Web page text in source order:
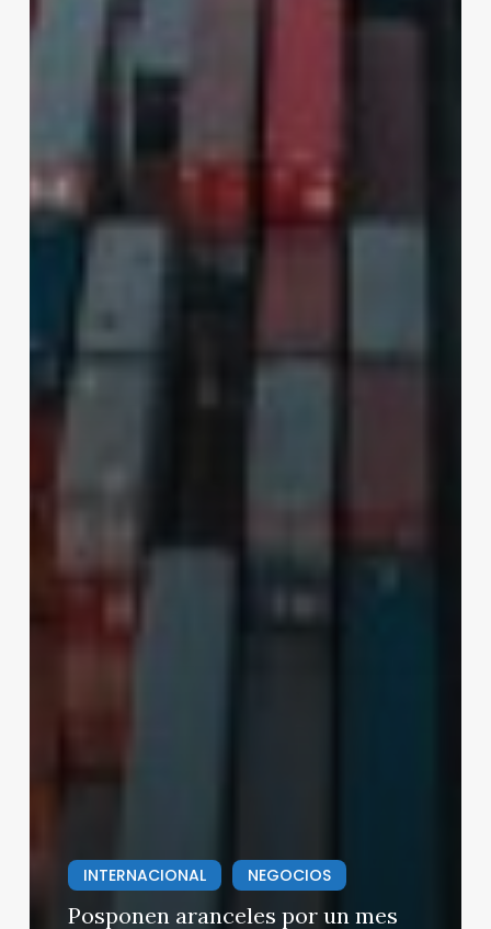
INTERNACIONAL NEGOCIOS
Posponen aranceles por un mes